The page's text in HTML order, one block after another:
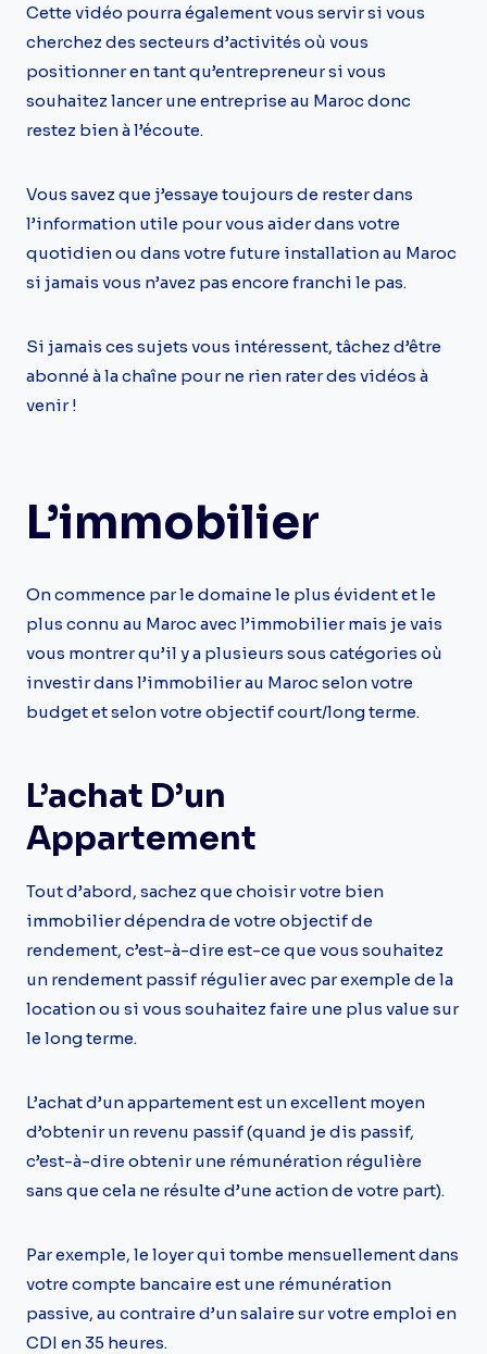
Cette vidéo pourra également vous servir si vous
cherchez des secteurs d’activités où vous
positionner en tant qu’entrepreneur si vous
souhaitez lancer une entreprise au Maroc donc
restez bien à l’écoute.
Vous savez que j’essaye toujours de rester dans
l’information utile pour vous aider dans votre
quotidien ou dans votre future installation au Maroc
si jamais vous n’avez pas encore franchi le pas.
Si jamais ces sujets vous intéressent, tâchez d’être
abonné à la chaîne pour ne rien rater des vidéos à
venir !
L’immobilier
On commence par le domaine le plus évident et le
plus connu au Maroc avec l’immobilier mais je vais
vous montrer qu’il y a plusieurs sous catégories où
investir dans l’immobilier au Maroc selon votre
budget et selon votre objectif court/long terme.
L’achat D’un
Appartement
Tout d’abord, sachez que choisir votre bien
immobilier dépendra de votre objectif de
rendement, c’est-à-dire est-ce que vous souhaitez
un rendement passif régulier avec par exemple de la
location ou si vous souhaitez faire une plus value sur
le long terme.
L’achat d’un appartement est un excellent moyen
d’obtenir un revenu passif (quand je dis passif,
c’est-à-dire obtenir une rémunération régulière
sans que cela ne résulte d’une action de votre part).
Par exemple, le loyer qui tombe mensuellement dans
votre compte bancaire est une rémunération
passive, au contraire d’un salaire sur votre emploi en
CDI en 35 heures.